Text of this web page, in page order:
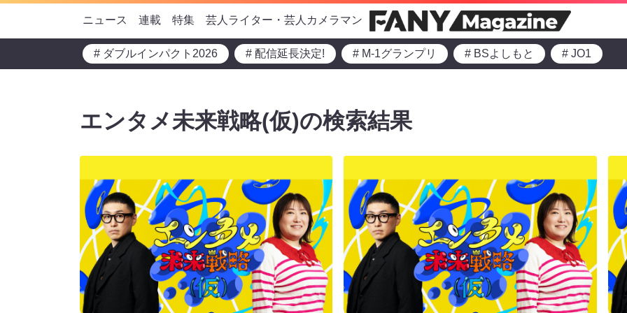
ニュース 連載 特集 芸人ライター・芸人カメラマン
# ダブルインパクト2026 # 配信延長決定! # M-1グランプリ # BSよしもと # JO1
エンタメ未来戦略(仮)の検索結果